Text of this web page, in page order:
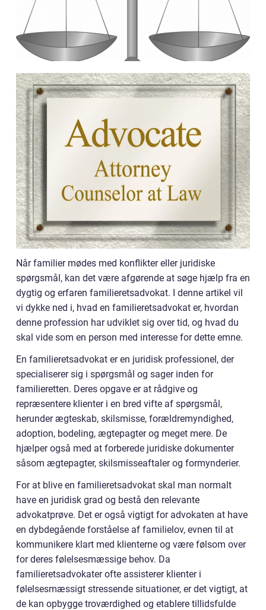
Når familier mødes med konflikter eller juridiske
spørgsmål, kan det være afgørende at søge hjælp fra en
dygtig og erfaren familieretsadvokat. I denne artikel vil
vi dykke ned i, hvad en familieretsadvokat er, hvordan
denne profession har udviklet sig over tid, og hvad du
skal vide som en person med interesse for dette emne.
En familieretsadvokat er en juridisk professionel, der
specialiserer sig i spørgsmål og sager inden for
familieretten. Deres opgave er at rådgive og
repræsentere klienter i en bred vifte af spørgsmål,
herunder ægteskab, skilsmisse, forældremyndighed,
adoption, bodeling, ægtepagter og meget mere. De
hjælper også med at forberede juridiske dokumenter
såsom ægtepagter, skilsmisseaftaler og formynderier.
For at blive en familieretsadvokat skal man normalt
have en juridisk grad og bestå den relevante
advokatprøve. Det er også vigtigt for advokaten at have
en dybdegående forståelse af familielov, evnen til at
kommunikere klart med klienterne og være følsom over
for deres følelsesmæssige behov. Da
familieretsadvokater ofte assisterer klienter i
følelsesmæssigt stressende situationer, er det vigtigt, at
de kan opbygge troværdighed og etablere tillidsfulde